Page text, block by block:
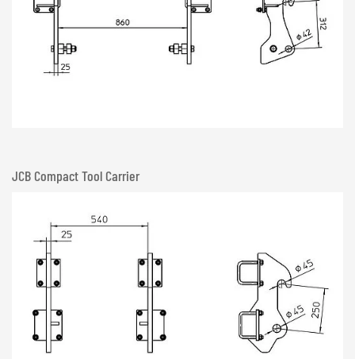
JCB Compact Tool Carrier